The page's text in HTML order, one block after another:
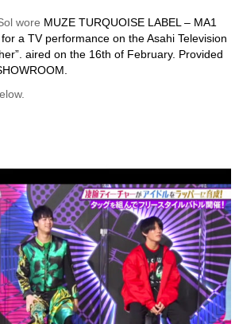
wore MUZE TURQUOISE LABEL – MA1
a TV performance on the Asahi Television
aired on the 16th of February. Provided